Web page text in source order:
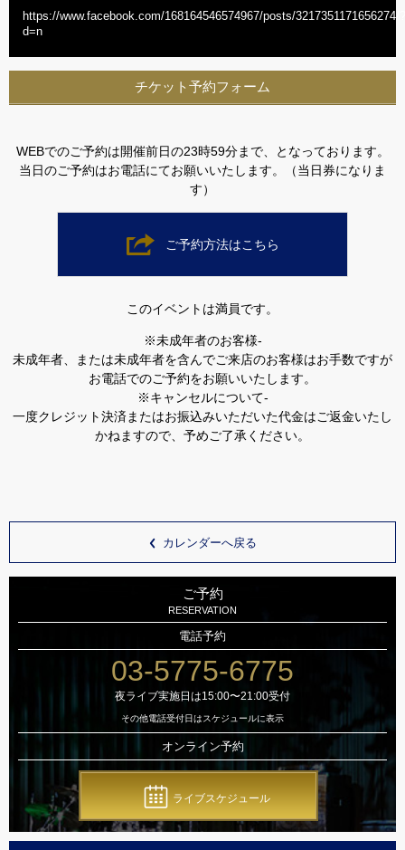
https://www.facebook.com/168164546574967/posts/3217351171656274/?
d=n
チケット予約フォーム
WEBでのご予約は開催前日の23時59分まで、となっております。
当日のご予約はお電話にてお願いいたします。（当日券になりま
す）
ご予約方法はこちら
このイベントは満員です。
※未成年者のお客様-
未成年者、または未成年者を含んでご来店のお客様はお手数ですが
お電話でのご予約をお願いいたします。
※キャンセルについて-
一度クレジット決済またはお振込みいただいた代金はご返金いたし
かねますので、予めご了承ください。
カレンダーへ戻る
ご予約
RESERVATION
電話予約
03-5775-6775
夜ライブ実施日は15:00〜21:00受付
その他電話受付日はスケジュールに表示
オンライン予約
ライブスケジュール